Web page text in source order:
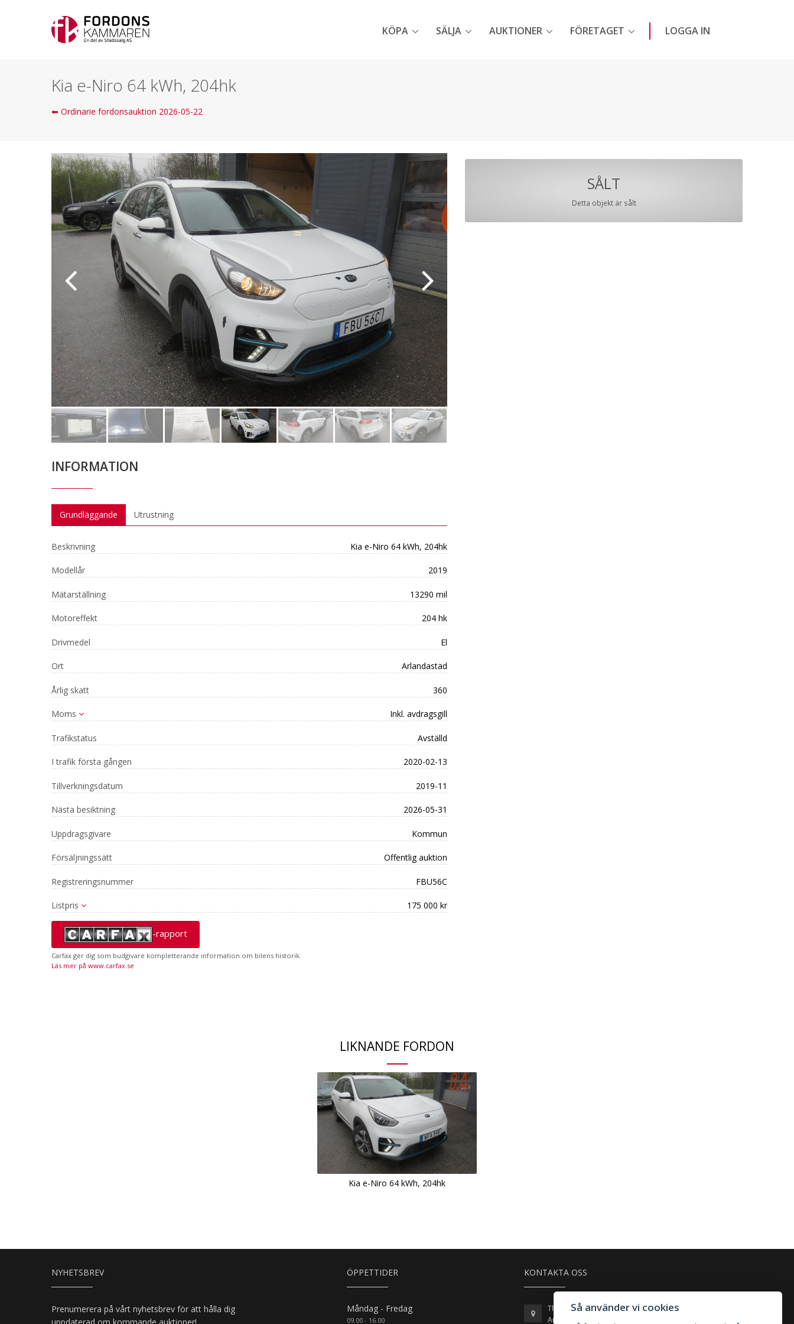
KÖPA SÄLJA AUKTIONER FÖRETAGET LOGGA IN
Kia e-Niro 64 kWh, 204hk
⬅ Ordinarie fordonsauktion 2026-05-22
INFORMATION
Grundläggande Utrustning
Beskrivning Kia e-Niro 64 kWh, 204hk
Modellår 2019
Mätarställning 13290 mil
Motoreffekt 204 hk
Drivmedel El
Ort Arlandastad
Årlig skatt 360
Moms Inkl. avdragsgill
Trafikstatus Avställd
I trafik första gången 2020-02-13
Tillverkningsdatum 2019-11
Nästa besiktning 2026-05-31
Uppdragsgivare Kommun
Försäljningssätt Offentlig auktion
Registreringsnummer FBU56C
Listpris 175 000 kr
-rapport
Carfax ger dig som budgivare kompletterande information om bilens historik.
Läs mer på www.carfax.se
SÅLT
Detta objekt är sålt
LIKNANDE FORDON
Kia e-Niro 64 kWh, 204hk
NYHETSBREV
Prenumerera på vårt nyhetsbrev för att hålla dig
ÖPPETTIDER
Måndag - Fredag
09.00 - 16.00
KONTAKTA OSS
Thulins Plats 4, 8A-C
Arlandastad (Motortown)
Så använder vi cookies